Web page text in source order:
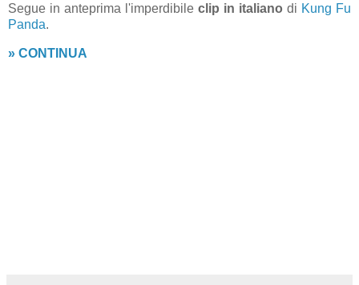
Segue in anteprima l'imperdibile clip in italiano di Kung Fu
Panda.
» CONTINUA